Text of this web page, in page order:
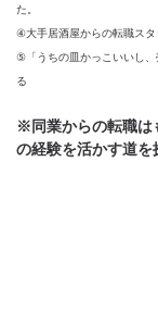
た。
④大手居酒屋からの転職スタ
⑤「うちの皿かっこいいし、
る
※同業からの転職は
の経験を活かす道を